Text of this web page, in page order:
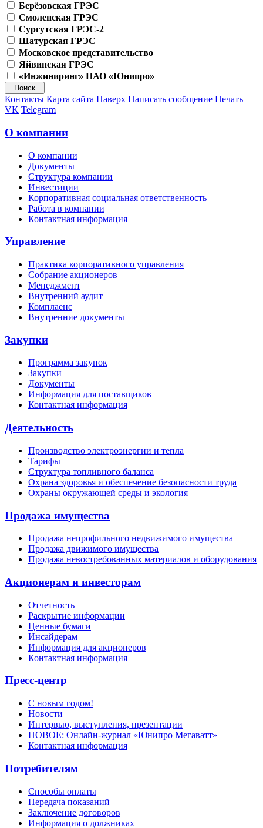
Берёзовская ГРЭС
Смоленская ГРЭС
Сургутская ГРЭС-2
Шатурская ГРЭС
Московское представительство
Яйвинская ГРЭС
«Инжиниринг» ПАО «Юнипро»
Контакты Карта сайта Наверх Написать сообщение Печать
VK Telegram
О компании
О компании
Документы
Структура компании
Инвестиции
Корпоративная социальная ответственность
Работа в компании
Контактная информация
Управление
Практика корпоративного управления
Собрание акционеров
Менеджмент
Внутренний аудит
Комплаенс
Внутренние документы
Закупки
Программа закупок
Закупки
Документы
Информация для поставщиков
Контактная информация
Деятельность
Производство электроэнергии и тепла
Тарифы
Структура топливного баланса
Охрана здоровья и обеспечение безопасности труда
Охраны окружающей среды и экология
Продажа имущества
Продажа непрофильного недвижимого имущества
Продажа движимого имущества
Продажа невостребованных материалов и оборудования
Акционерам и инвесторам
Отчетность
Раскрытие информации
Ценные бумаги
Инсайдерам
Информация для акционеров
Контактная информация
Пресс-центр
С новым годом!
Новости
Интервью, выступления, презентации
НОВОЕ: Онлайн-журнал «Юнипро Мегаватт»
Контактная информация
Потребителям
Способы оплаты
Передача показаний
Заключение договоров
Информация о должниках